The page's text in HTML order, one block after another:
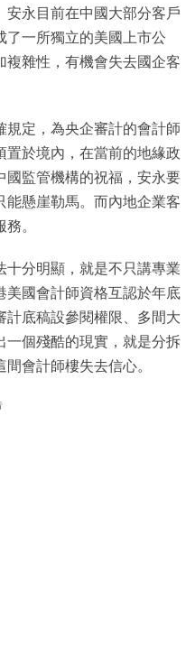
安永目前在中國大部分客戶
了一所獨立的美國上市公
複雜性，有機會失去國企客
規定，為央企審計的會計師
置於境內，在當前的地緣政
國監管機構的祝福，安永要
能懸崖勒馬。而內地企業客
。
十分明顯，就是不只講專業
美國會計師資格互認於年底
計底稿設參閱權限、多間大
一個殘酷的現實，就是分拆
會計師樓失去信心。